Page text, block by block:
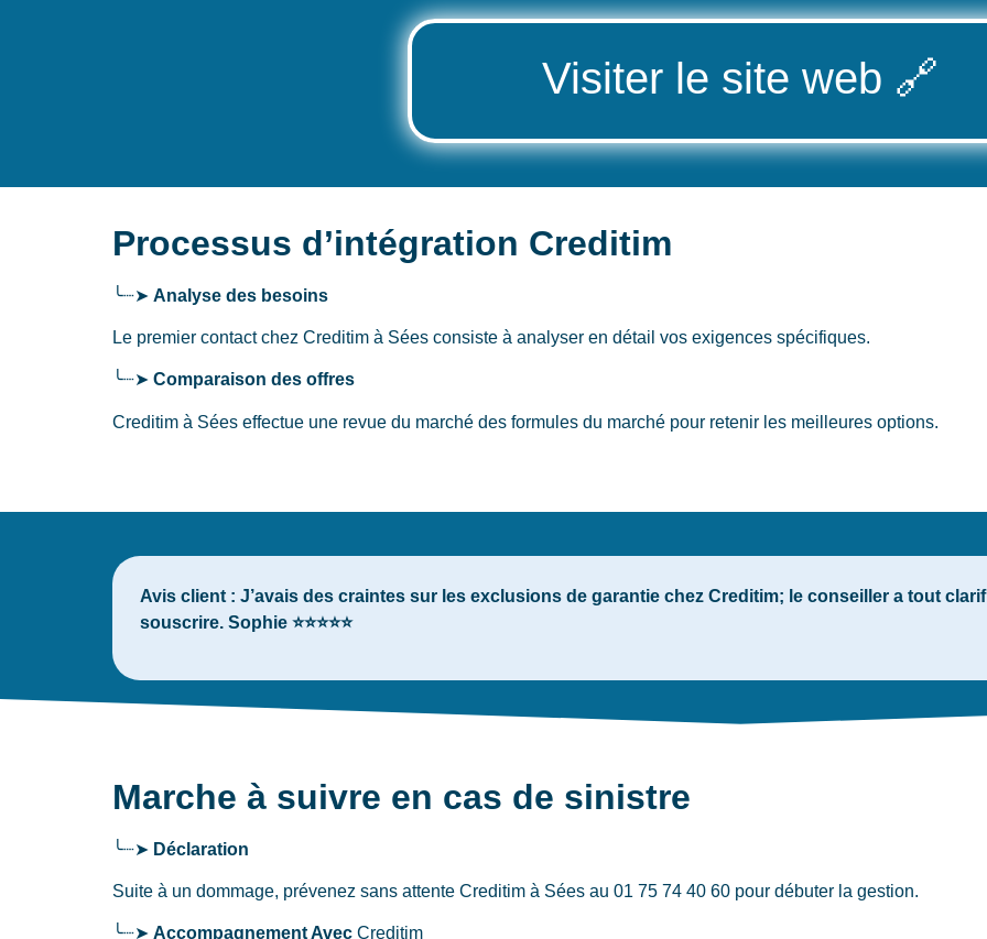
Visiter le site web 🔗
Processus d’intégration Creditim
╰┈➤ Analyse des besoins
Le premier contact chez Creditim à Sées consiste à analyser en détail vos exigences spécifiques.
╰┈➤ Comparaison des offres
Creditim à Sées effectue une revue du marché des formules du marché pour retenir les meilleures options.
Avis client : J’avais des craintes sur les exclusions de garantie chez Creditim; le conseiller a tout
souscrire. Sophie ⭐⭐⭐⭐⭐
Marche à suivre en cas de sinistre
╰┈➤ Déclaration
Suite à un dommage, prévenez sans attente Creditim à Sées au 01 75 74 40 60 pour débuter la gestion.
╰┈➤ Accompagnement Avec Creditim